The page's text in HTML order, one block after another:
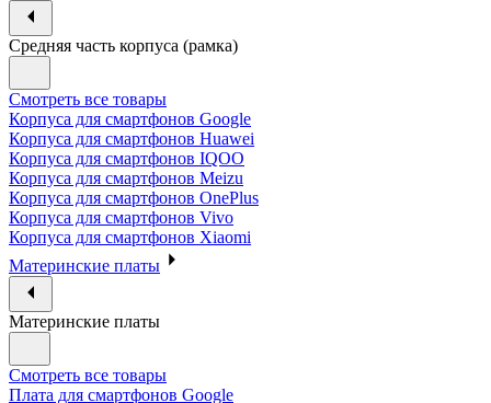
Средняя часть корпуса (рамка)
Смотреть все товары
Корпуса для смартфонов Google
Корпуса для смартфонов Huawei
Корпуса для смартфонов IQOO
Корпуса для смартфонов Meizu
Корпуса для смартфонов OnePlus
Корпуса для смартфонов Vivo
Корпуса для смартфонов Xiaomi
Материнские платы
Материнские платы
Смотреть все товары
Плата для смартфонов Google